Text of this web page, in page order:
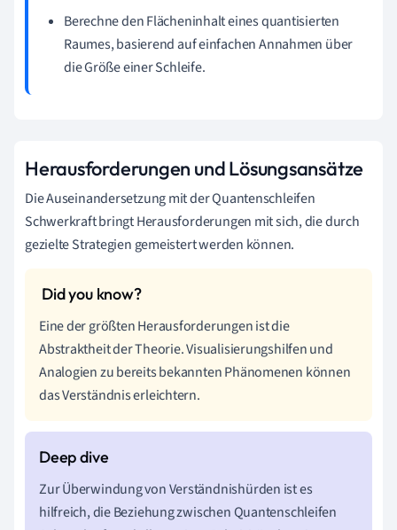
Berechne den Flächeninhalt eines quantisierten
Raumes, basierend auf einfachen Annahmen über
die Größe einer Schleife.
Herausforderungen und Lösungsansätze
Die Auseinandersetzung mit der Quantenschleifen
Schwerkraft bringt Herausforderungen mit sich, die durch
gezielte Strategien gemeistert werden können.
Eine der größten Herausforderungen ist die
Abstraktheit der Theorie. Visualisierungshilfen und
Analogien zu bereits bekannten Phänomenen können
das Verständnis erleichtern.
Zur Überwindung von Verständnishürden ist es
hilfreich, die Beziehung zwischen Quantenschleifen